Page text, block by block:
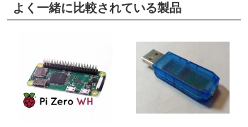
よく一緒に比較されている製品